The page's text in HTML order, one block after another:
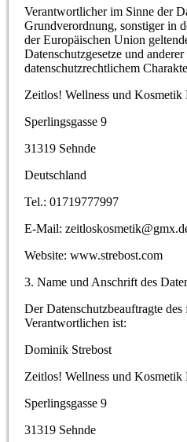
Verantwortlicher im Sinne der
Grundverordnung, sonstiger in
der Europäischen Union
Datenschutzgesetze und
datenschutzrechtlichem
Zeitlos! Wellness und Kosmetik
Sperlingsgasse 9
31319 Sehnde
Deutschland
Tel.: 01719777997
E-Mail:
Website: www.strebost.com
3. Name und Anschrift des
Der Datenschutzbeauftragte
Verantwortlichen ist:
Dominik Strebost
Zeitlos! Wellness und Kosmetik
Sperlingsgasse 9
31319 Sehnde